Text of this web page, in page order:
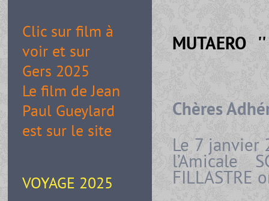
Clic sur film à
voir et sur
Gers 2025
Le film de Jean
Paul Gueylard
est sur le site
VOYAGE 2025
MUTAERO ''
Chères
Le 7 janvier
l’Amicale
FILLASTRE